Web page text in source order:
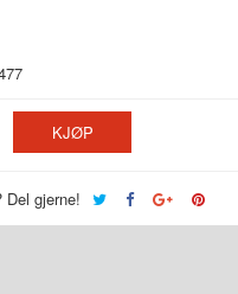
KJØP
Del gjerne!